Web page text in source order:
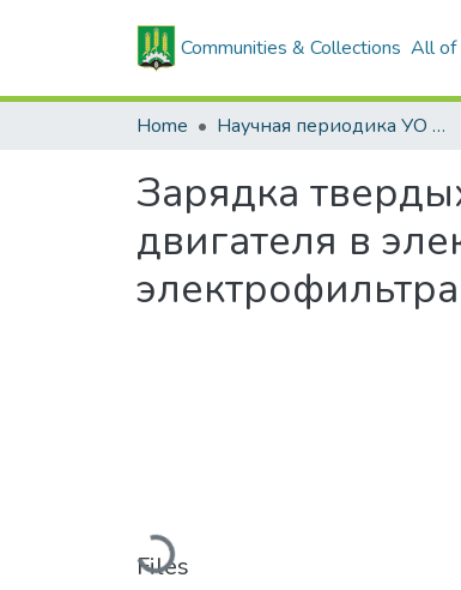
Communities & Collections All of
Home Научная периодика УО БГСХА
Зарядка
двигателя в
электрофильтра
Loading...
Files